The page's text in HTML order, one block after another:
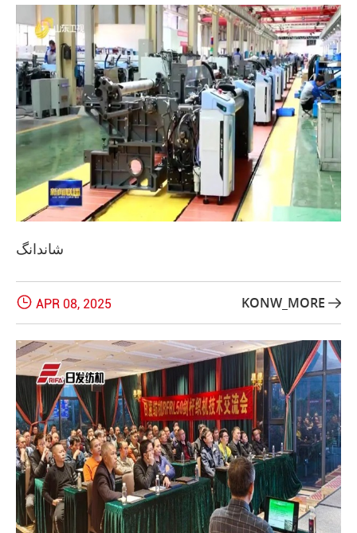
شاندانگ
 APR 08, 2025 KONW_MORE 